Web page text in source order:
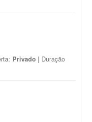
Privado | Duração